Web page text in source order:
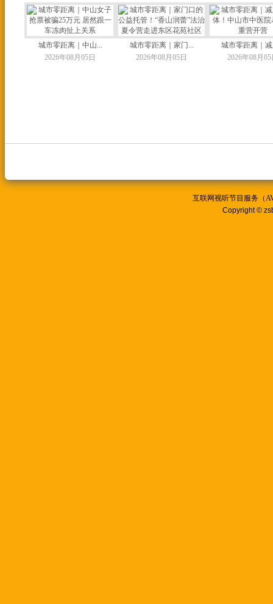
城市零距离｜中山...
2026年08月05日
城市零距离｜家门...
2026年08月05日
城市零距离｜
2026年08月05
互联网视听节目服务（
Copyright ©